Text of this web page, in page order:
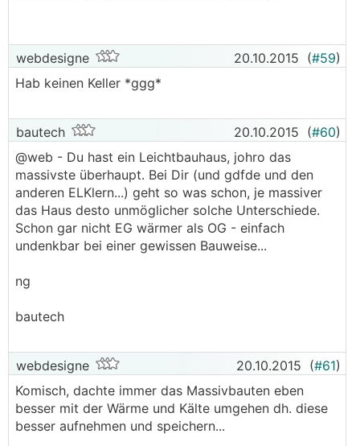
webdesigne 20.10.2015 (#59)
Hab keinen Keller *ggg*
bautech 20.10.2015 (#60)
@web - Du hast ein Leichtbauhaus, johro das
massivste überhaupt. Bei Dir (und gdfde und den
anderen ELKlern...) geht so was schon, je massiver
das Haus desto unmöglicher solche Unterschiede.
Schon gar nicht EG wärmer als OG - einfach
undenkbar bei einer gewissen Bauweise...
ng
bautech
webdesigne 20.10.2015 (#61)
Komisch, dachte immer das Massivbauten eben
besser mit der Wärme und Kälte umgehen dh. diese
besser aufnehmen und speichern...